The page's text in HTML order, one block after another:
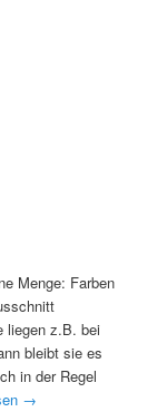
Menge: Farben
liegen z.B. bei
bleibt sie es
in der Regel
→